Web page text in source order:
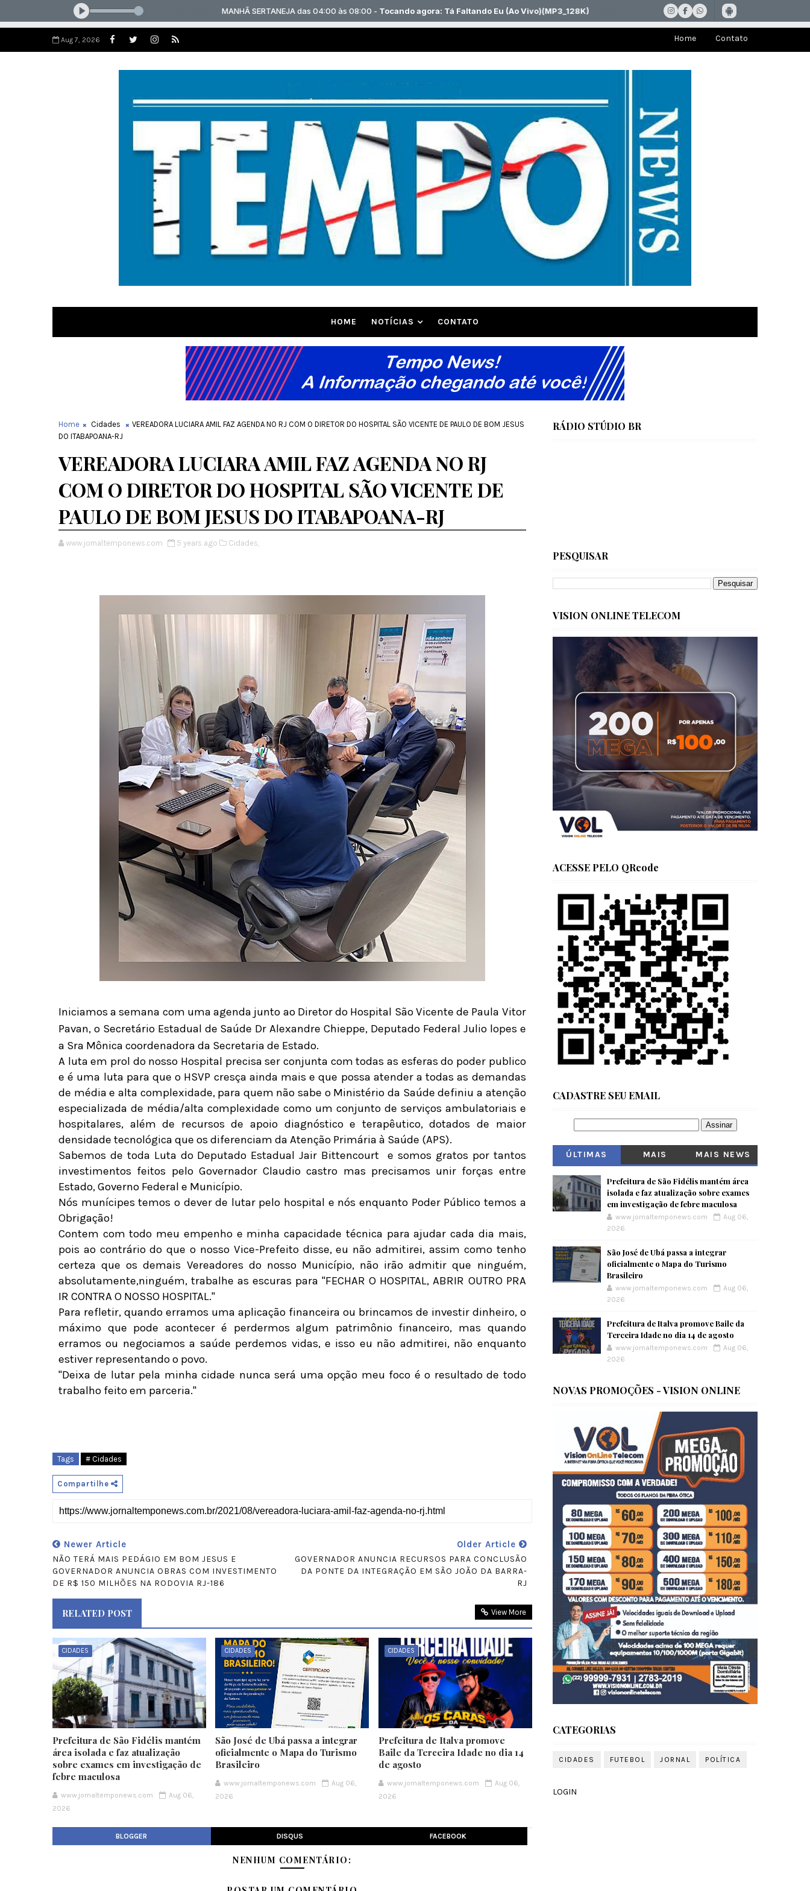
Aug 7, 2026 Home Contato
HOME NOTÍCIAS CONTATO
Home Cidades
VEREADORA LUCIARA AMIL FAZ AGENDA NO RJ COM O DIRETOR DO HOSPITAL SÃO VICENTE DE PAULO DE BOM JESUS
DO ITABAPOANA-RJ
VEREADORA LUCIARA AMIL FAZ AGENDA NO RJ
COM O DIRETOR DO HOSPITAL SÃO VICENTE DE
PAULO DE BOM JESUS DO ITABAPOANA-RJ
www.jornaltemponews.com 5 years ago Cidades,
Iniciamos a semana com uma agenda junto ao Diretor do Hospital São Vicente de Paula Vitor
Pavan, o Secretário Estadual de Saúde Dr Alexandre Chieppe, Deputado Federal Julio lopes e
a Sra Mônica coordenadora da Secretaria de Estado.
A luta em prol do nosso Hospital precisa ser conjunta com todas as esferas do poder publico
e é uma luta para que o HSVP cresça ainda mais e que possa atender a todas as demandas
de média e alta complexidade, para quem não sabe o Ministério da Saúde definiu a atenção
especializada de média/alta complexidade como um conjunto de serviços ambulatoriais e
hospitalares, além de recursos de apoio diagnóstico e terapêutico, dotados de maior
densidade tecnológica que os diferenciam da Atenção Primária à Saúde (APS).
Sabemos de toda Luta do Deputado Estadual Jair Bittencourt
e somos gratos por tantos
investimentos feitos pelo Governador Claudio castro mas precisamos unir forças entre
Estado, Governo Federal e Município.
Nós munícipes temos o dever de lutar pelo hospital e nós enquanto Poder Público temos a
Obrigação!
Contem com todo meu empenho e minha capacidade técnica para ajudar cada dia mais,
pois ao contrário do que o nosso Vice-Prefeito disse, eu não admitirei, assim como tenho
certeza que os demais Vereadores do nosso Município, não irão admitir que ninguém,
absolutamente,ninguém, trabalhe as escuras para "FECHAR O HOSPITAL, ABRIR OUTRO PRA
IR CONTRA O NOSSO HOSPITAL."
Para refletir, quando erramos uma aplicação financeira ou brincamos de investir dinheiro, o
máximo que pode acontecer é perdermos algum patrimônio financeiro, mas quando
erramos ou negociamos a saúde perdemos vidas, e isso eu não admitirei, não enquanto
estiver representando o povo.
"Deixa de lutar pela minha cidade nunca será uma opção meu foco é o resultado de todo
trabalho feito em parceria."
Tags # Cidades
Compartilhe
Newer Article
NÃO TERÁ MAIS PEDÁGIO EM BOM JESUS E
GOVERNADOR ANUNCIA OBRAS COM INVESTIMENTO
DE R$ 150 MILHÕES NA RODOVIA RJ-186
Older Article
GOVERNADOR ANUNCIA RECURSOS PARA CONCLUSÃO
DA PONTE DA INTEGRAÇÃO EM SÃO JOÃO DA BARRA-
RJ
RELATED POST View More
CIDADES
Prefeitura de São Fidélis mantém
área isolada e faz atualização
sobre exames em investigação de
febre maculosa
www.jornaltemponews.com
Aug 06,
2026
CIDADES
São José de Ubá passa a integrar
oficialmente o Mapa do Turismo
Brasileiro
www.jornaltemponews.com
Aug 06,
2026
CIDADES
Prefeitura de Italva promove
Baile da Terceira Idade no dia 14
de agosto
www.jornaltemponews.com
Aug 06,
2026
BLOGGER DISQUS FACEBOOK
NENHUM COMENTÁRIO:
RÁDIO STÚDIO BR
PESQUISAR
VISION ONLINE TELECOM
ACESSE PELO QRcode
CADASTRE SEU EMAIL
ÚLTIMAS
MAIS
MAIS NEWS
Prefeitura de São Fidélis mantém área
isolada e faz atualização sobre exames
em investigação de febre maculosa
www.jornaltemponews.com
Aug 06,
2026
São José de Ubá passa a integrar
oficialmente o Mapa do Turismo
Brasileiro
www.jornaltemponews.com
Aug 06,
2026
Prefeitura de Italva promove Baile da
Terceira Idade no dia 14 de agosto
www.jornaltemponews.com
Aug 06,
2026
NOVAS PROMOÇÕES - VISION ONLINE
CATEGORIAS
CIDADES FUTEBOL JORNAL POLÍTICA
LOGIN